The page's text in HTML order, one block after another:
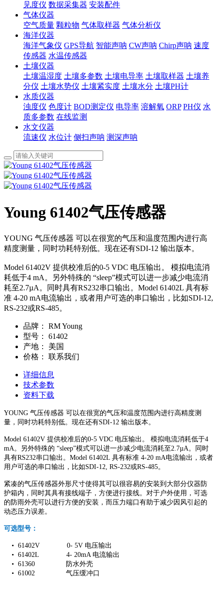
见度仪 数据采集器 安装配件
气体仪器
空气质量 颗粒物 气体取样器 气体分析仪
海洋仪器
海洋气象仪 GPS导航 智能声呐 CW声呐 Chirp声呐 速度
传感器 水温传感器
土壤仪器
土壤温湿度 土壤多参数 土壤电导率 土壤取样器 土壤养
分仪 土壤水势仪 土壤紧实度 土壤水分 土壤PH计
水质仪器
浊度仪 色度计 BOD测定仪 电导率 溶解氧 ORP PH仪 水
质多参数 在线监测
水文仪器
流速仪 水位计 侧扫声呐 测深声呐
Young 61402气压传感器
YOUNG 气压传感器 可以在很宽的气压和温度范围内进行高
精度测量，同时功耗特别低。现在还有SDI-12 输出版本。
Model 61402V 提供校准后的0-5 VDC 电压输出。 模拟电流消
耗低于4 mA。另外特殊的 “sleep”模式可以进一步减少电流消
耗至2.7µA。同时具有RS232串口输出。Model 61402L 具有标
准 4-20 mA电流输出，或者用户可选的串口输出，比如SDI-12,
RS-232或RS-485。
品牌：
RM Young
型号：
61402
产地：
美国
价格：
联系我们
详细信息
技术参数
资料下载
YOUNG 气压传感器 可以在很宽的气压和温度范围内进行高精度测
量，同时功耗特别低。现在还有SDI-12 输出版本。
Model 61402V 提供校准后的0-5 VDC 电压输出。 模拟电流消耗低于4
mA。另外特殊的 “sleep”模式可以进一步减少电流消耗至2.7µA。同时
具有RS232串口输出。Model 61402L 具有标准 4-20 mA电流输出，或者
用户可选的串口输出，比如SDI-12, RS-232或RS-485。
紧凑的气压传感器外形尺寸使得其可以很容易的安装到大部分仪器防
护箱内，同时其具有接线端子，方便进行接线。对于户外使用，可选
的防雨外壳可以进行方便的安装，而压力端口有助于减少因风引起的
动态压力误差。
可选型号：
• 61402V 0- 5V 电压输出
• 61402L 4- 20mA 电流输出
• 61360 防水外壳
• 61002 气压缓冲口